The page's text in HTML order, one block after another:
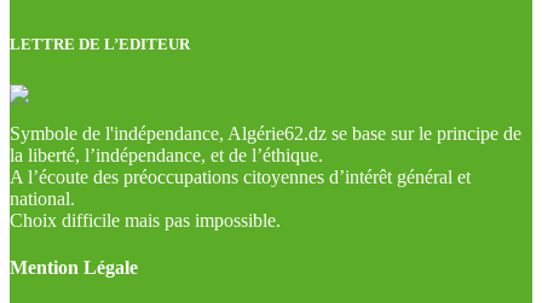
LETTRE DE L’EDITEUR
Symbole de l'indépendance, Algérie62.dz se base sur le principe de
la liberté, l’indépendance, et de l’éthique.
A l’écoute des préoccupations citoyennes d’intérêt général et
national.
Choix difficile mais pas impossible.
Mention Légale